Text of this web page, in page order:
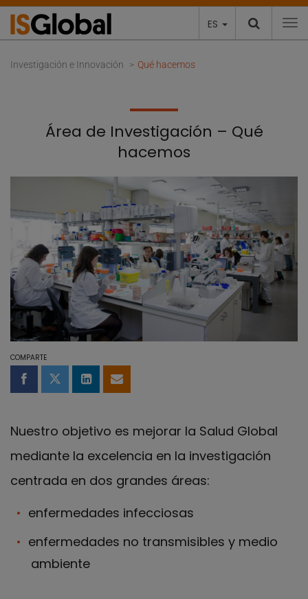
ES
Investigación e Innovación Qué hacemos
Área de Investigación – Qué
hacemos
COMPARTE
Compartir en Facebook
Compartir en Twitter
Compartir en LinkedIn
Compartir por email
Nuestro objetivo es mejorar la Salud Global
mediante la excelencia en la investigación
centrada en dos grandes áreas:
enfermedades infecciosas
enfermedades no transmisibles y medio
ambiente